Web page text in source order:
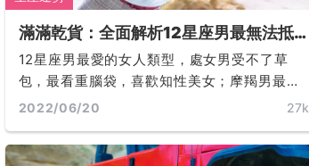
滿滿乾貨：全面解析12星座男最無法抵
擋哪種類型的女生呢？金牛男要性感、水
瓶男重默契、處女男最愛穩定「大女
人」... ...
12星座男最愛的女人類型，處女男受不了草
包，最看重腦袋，喜歡知性美女；摩羯男最愛
辦事俐落、聰明的女強人... ...
2022/06/20 27k